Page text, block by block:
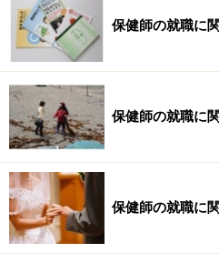
保健師の就職に
保健師の就職に
保健師の就職に